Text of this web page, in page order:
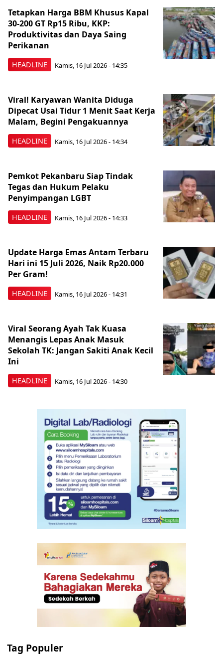
HEADLINE
Tetapkan Harga BBM Khusus Kapal
30-200 GT Rp15 Ribu, KKP:
Produktivitas dan Daya Saing
Perikanan
Kamis, 16 Jul 2026 - 14:35
HEADLINE
Viral! Karyawan Wanita Diduga
Dipecat Usai Tidur 1 Menit Saat Kerja
Malam, Begini Pengakuannya
Kamis, 16 Jul 2026 - 14:34
HEADLINE
Pemkot Pekanbaru Siap Tindak
Tegas dan Hukum Pelaku
Penyimpangan LGBT
Kamis, 16 Jul 2026 - 14:33
HEADLINE
Update Harga Emas Antam Terbaru
Hari ini 15 Juli 2026, Naik Rp20.000
Per Gram!
Kamis, 16 Jul 2026 - 14:31
HEADLINE
Viral Seorang Ayah Tak Kuasa
Menangis Lepas Anak Masuk
Sekolah TK: Jangan Sakiti Anak Kecil
Ini
Kamis, 16 Jul 2026 - 14:30
Tag Populer